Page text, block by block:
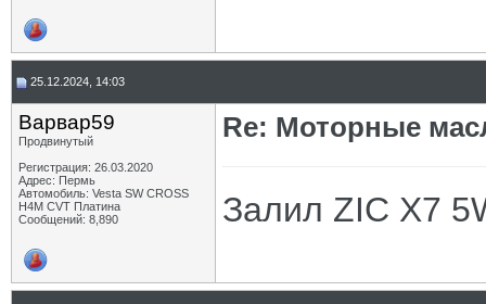
25.12.2024, 14:03
Варвар59
Продвинутый
Регистрация: 26.03.2020
Адрес: Пермь
Автомобиль: Vesta SW CROSS
H4M CVT Платина
Сообщений: 8,890
Re: Моторные
Залил ZIC X7